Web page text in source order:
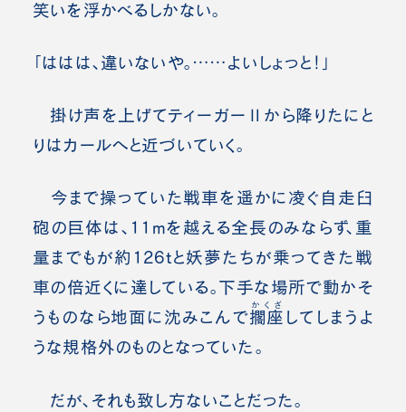
笑いを浮かべるしかない。
「ははは、違いないや。……よいしょっと！」
掛け声を上げてティーガーⅡから降りたにと
りはカールへと近づいていく。
今まで操っていた戦車を遥かに凌ぐ自走臼
砲の巨体は、11mを越える全長のみならず、重
量までもが約126tと妖夢たちが乗ってきた戦
車の倍近くに達している。下手な場所で動かそ
うものなら地面に沈みこんで擱座
かくざ
してしまうよ
うな規格外のものとなっていた。
だが、それも致し方ないことだった。